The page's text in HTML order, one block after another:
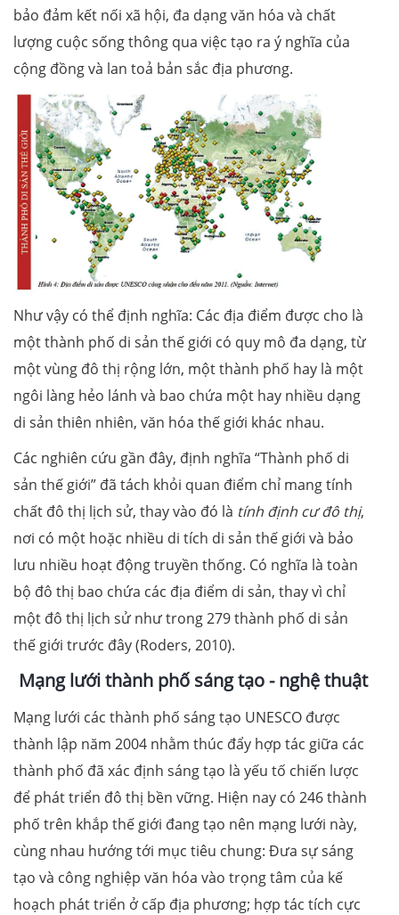
bảo đảm kết nối xã hội, đa dạng văn hóa và chất
lượng cuộc sống thông qua việc tạo ra ý nghĩa của
cộng đồng và lan toả bản sắc địa phương.
Như vậy có thể định nghĩa: Các địa điểm được cho là
một thành phố di sản thế giới có quy mô đa dạng, từ
một vùng đô thị rộng lớn, một thành phố hay là một
ngôi làng hẻo lánh và bao chứa một hay nhiều dạng
di sản thiên nhiên, văn hóa thế giới khác nhau.
Các nghiên cứu gần đây, định nghĩa “Thành phố di
sản thế giới” đã tách khỏi quan điểm chỉ mang tính
chất đô thị lịch sử, thay vào đó là tính định cư đô thị,
nơi có một hoặc nhiều di tích di sản thế giới và bảo
lưu nhiều hoạt động truyền thống. Có nghĩa là toàn
bộ đô thị bao chứa các địa điểm di sản, thay vì chỉ
một đô thị lịch sử như trong 279 thành phố di sản
thế giới trước đây (Roders, 2010).
Mạng lưới thành phố sáng tạo - nghệ thuật
Mạng lưới các thành phố sáng tạo UNESCO được
thành lập năm 2004 nhằm thúc đẩy hợp tác giữa các
thành phố đã xác định sáng tạo là yếu tố chiến lược
để phát triển đô thị bền vững. Hiện nay có 246 thành
phố trên khắp thế giới đang tạo nên mạng lưới này,
cùng nhau hướng tới mục tiêu chung: Đưa sự sáng
tạo và công nghiệp văn hóa vào trọng tâm của kế
hoạch phát triển ở cấp địa phương; hợp tác tích cực